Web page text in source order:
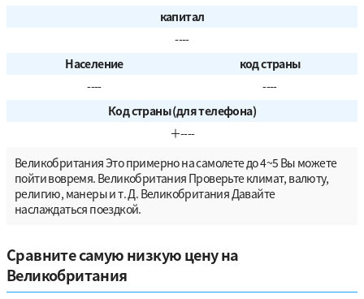
капитал
----
Население
код страны
----
----
Код страны (для телефона)
＋----
Великобритания Это примерно на самолете до 4~5 Вы можете
пойти вовремя. Великобритания Проверьте климат, валюту,
религию, манеры и т. Д. Великобритания Давайте
наслаждаться поездкой.
Сравните самую низкую цену на
Великобритания